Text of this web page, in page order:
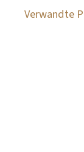
Verwandte